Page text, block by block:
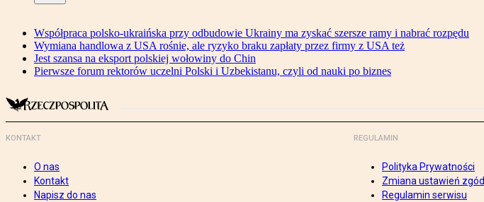
Współpraca polsko-ukraińska przy odbudowie Ukrainy ma zyskać szersze ramy i nabrać rozpędu
Wymiana handlowa z USA rośnie, ale ryzyko braku zapłaty przez firmy z USA też
Jest szansa na eksport polskiej wołowiny do Chin
Pierwsze forum rektorów uczelni Polski i Uzbekistanu, czyli od nauki po biznes
KONTAKT
O nas
Kontakt
Napisz do nas
REGULAMIN
Polityka Prywatności
Zmiana ustawień zgód
Regulamin serwisu